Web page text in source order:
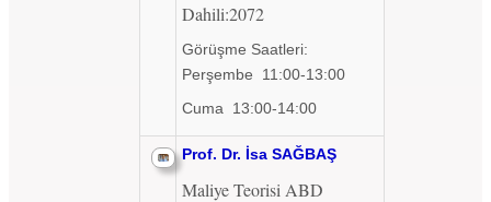
Dahili:2072
Görüşme Saatleri:
Perşembe 11:00-13:00
Cuma 13:00-14:00
Prof. Dr. İsa SAĞBAŞ
Maliye Teorisi ABD